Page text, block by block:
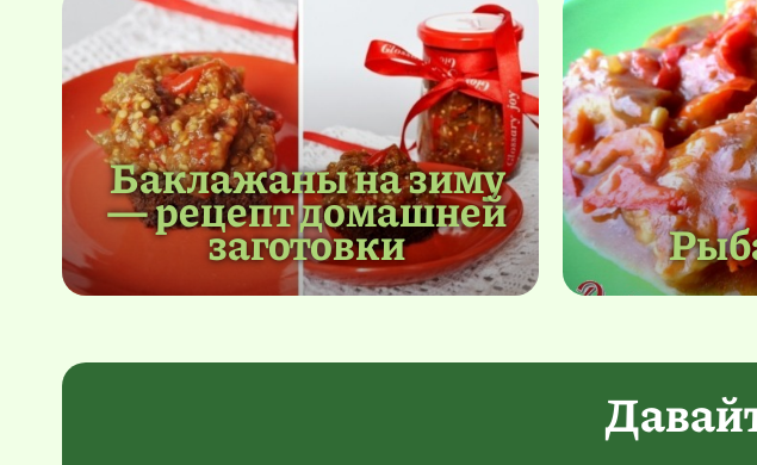
Баклажаны на зиму
— рецепт домашней
заготовки